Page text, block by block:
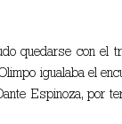
quedarse con
igualaba el
Espinoza, por